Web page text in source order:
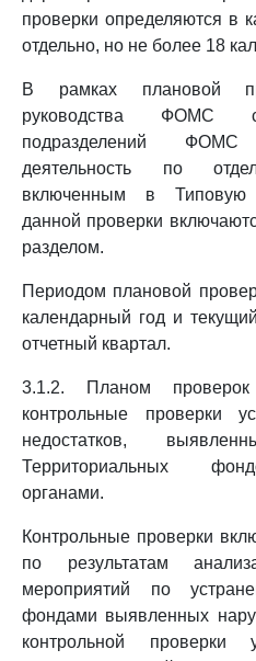
проверки определяются в
отдельно, но не более 18
В рамках плановой
руководства ФОМС
подразделений
деятельность по
включенным в Типовую
данной проверки
разделом.
Периодом плановой
календарный год и
отчетный квартал.
3.1.2. Планом проверок
контрольные проверки
недостатков,
Территориальных
органами.
Контрольные проверки
по результатам
мероприятий по
фондами выявленных
контрольной проверки